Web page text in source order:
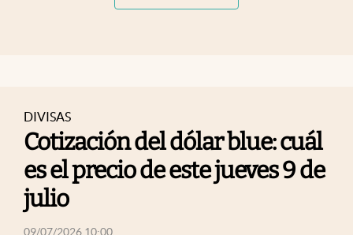
DIVISAS
Cotización del dólar blue: cuál
es el precio de este jueves 9 de
julio
09/07/2026 10:00